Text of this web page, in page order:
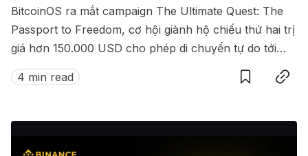
BitcoinOS ra mắt campaign The Ultimate Quest: The
Passport to Freedom, cơ hội giành hộ chiếu thứ hai trị
giá hơn 150.000 USD cho phép di chuyển tự do tới
hàng loạt quốc gia không cần visa.
4 min read
SaveCopy link